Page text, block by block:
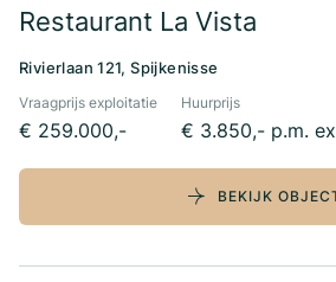
Restaurant La Vista
Rivierlaan 121, Spijkenisse
Vraagprijs exploitatie
€ 259.000,-
Huurprijs
€ 3.850,- p.m.
BEKIJK